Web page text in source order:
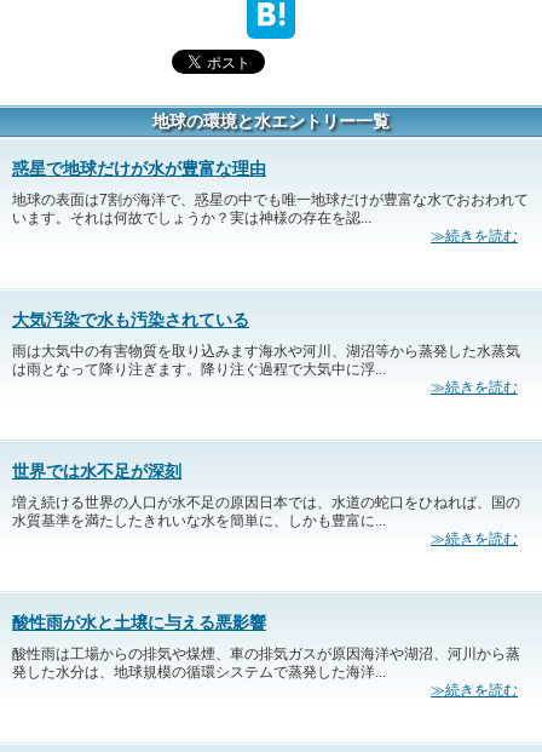
地球の環境と水エントリー一覧
惑星で地球だけが水が豊富な理由
地球の表面は7割が海洋で、惑星の中でも唯一地球だけが豊富な水でおおわれて
います。それは何故でしょうか？実は神様の存在を認...
≫続きを読む
大気汚染で水も汚染されている
雨は大気中の有害物質を取り込みます海水や河川、湖沼等から蒸発した水蒸気
は雨となって降り注ぎます。降り注ぐ過程で大気中に浮...
≫続きを読む
世界では水不足が深刻
増え続ける世界の人口が水不足の原因日本では、水道の蛇口をひねれば、国の
水質基準を満たしたきれいな水を簡単に、しかも豊富に...
≫続きを読む
酸性雨が水と土壌に与える悪影響
酸性雨は工場からの排気や煤煙、車の排気ガスが原因海洋や湖沼、河川から蒸
発した水分は、地球規模の循環システムで蒸発した海洋...
≫続きを読む